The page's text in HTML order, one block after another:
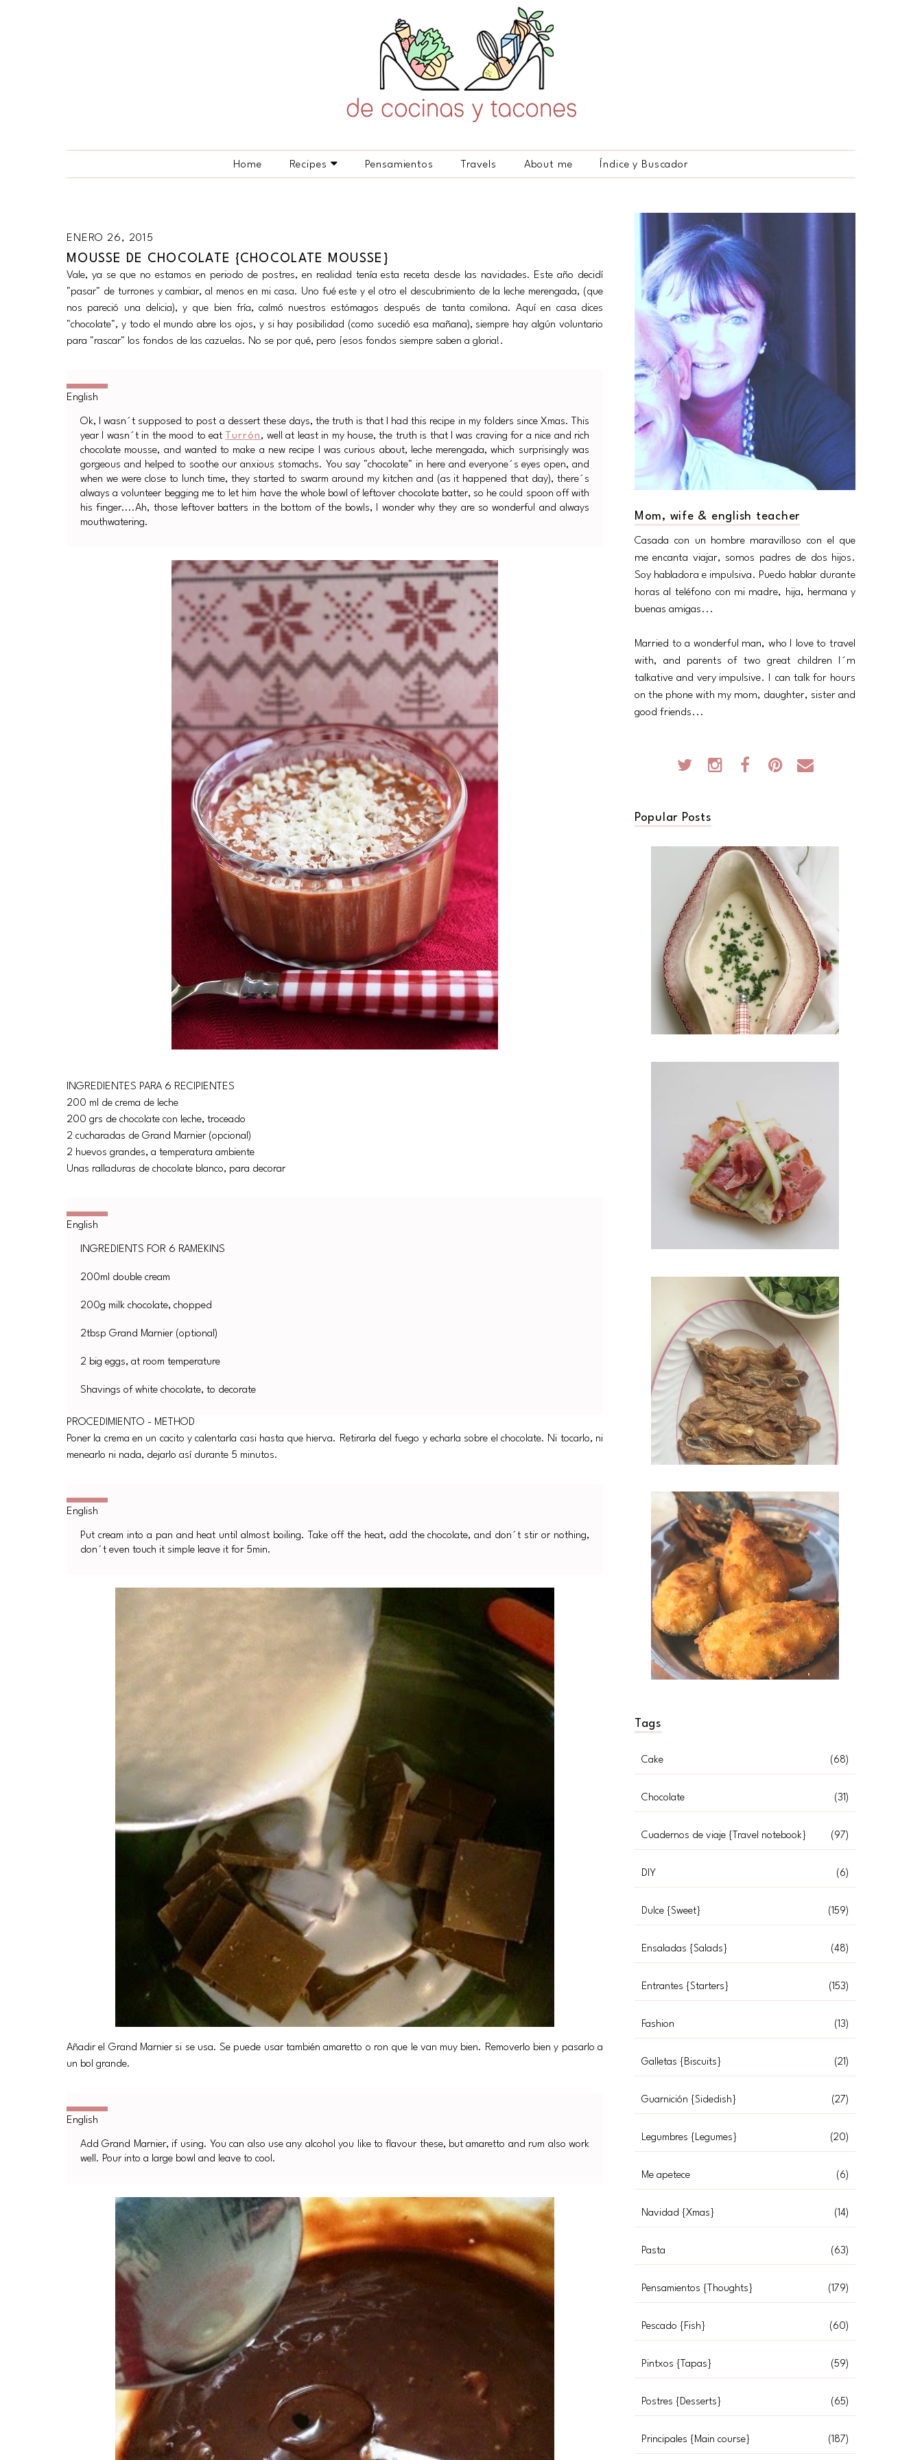
Home Recipes Pensamientos Travels About me Índice y Buscador
ENERO 26, 2015
MOUSSE DE CHOCOLATE {CHOCOLATE MOUSSE}
Vale, ya se que no estamos en periodo de postres, en realidad tenía esta receta desde las navidades. Este año decidí
"pasar" de turrones y cambiar, al menos en mi casa. Uno fué este y el otro el descubrimiento de la leche merengada, (que
nos pareció una delicia), y que bien fría, calmó nuestros estómagos después de tanta comilona. Aquí en casa dices
"chocolate", y todo el mundo abre los ojos, y si hay posibilidad (como sucedió esa mañana), siempre hay algún voluntario
para "rascar" los fondos de las cazuelas. No se por qué, pero ¡esos fondos siempre saben a gloria!.
Ok, I wasn´t supposed to post a dessert these days, the truth is that I had this recipe in my folders since Xmas. This
year I wasn´t in the mood to eat Turrón, well at least in my house, the truth is that I was craving for a nice and rich
chocolate mousse, and wanted to make a new recipe I was curious about, leche merengada, which surprisingly was
gorgeous and helped to soothe our anxious stomachs. You say "chocolate" in here and everyone´s eyes open, and
when we were close to lunch time, they started to swarm around my kitchen and (as it happened that day), there´s
always a volunteer begging me to let him have the whole bowl of leftover chocolate batter, so he could spoon off with
his finger....Ah, those leftover batters in the bottom of the bowls, I wonder why they are so wonderful and always
mouthwatering.
INGREDIENTES PARA 6 RECIPIENTES
200 ml de crema de leche
200 grs de chocolate con leche, troceado
2 cucharadas de Grand Marnier (opcional)
2 huevos grandes, a temperatura ambiente
Unas ralladuras de chocolate blanco, para decorar
INGREDIENTS FOR 6 RAMEKINS
200ml double cream
200g milk chocolate, chopped
2tbsp Grand Marnier (optional)
2 big eggs, at room temperature
Shavings of white chocolate, to decorate
PROCEDIMIENTO - METHOD
Poner la crema en un cacito y calentarla casi hasta que hierva. Retirarla del fuego y echarla sobre el chocolate. Ni tocarlo, ni
menearlo ni nada, dejarlo así durante 5 minutos.
Put cream into a pan and heat until almost boiling. Take off the heat, add the chocolate, and don´t stir or nothing,
don´t even touch it simple leave it for 5min.
Añadir el Grand Marnier si se usa. Se puede usar también amaretto o ron que le van muy bien. Removerlo bien y pasarlo a
un bol grande.
Add Grand Marnier, if using. You can also use any alcohol you like to flavour these, but amaretto and rum also work
well. Pour into a large bowl and leave to cool.
Mom, wife & english teacher
Casada con un hombre maravilloso con el que
me encanta viajar, somos padres de dos hijos.
Soy habladora e impulsiva. Puedo hablar durante
horas al teléfono con mi madre, hija, hermana y
buenas amigas...
Married to a wonderful man, who I love to travel
with, and parents of two great children I´m
talkative and very impulsive. I can talk for hours
on the phone with my mom, daughter, sister and
good friends...
Popular Posts
Tags
Cake (68)
Chocolate (31)
Cuadernos de viaje {Travel notebook} (97)
DIY (6)
Dulce {Sweet} (159)
Ensaladas {Salads} (48)
Entrantes {Starters} (153)
Fashion (13)
Galletas {Biscuits} (21)
Guarnición {Sidedish} (27)
Legumbres {Legumes} (20)
Me apetece (6)
Navidad {Xmas} (14)
Pasta (63)
Pensamientos {Thoughts} (179)
Pescado {Fish} (60)
Pintxos {Tapas} (59)
Postres {Desserts} (65)
Principales {Main course} (187)